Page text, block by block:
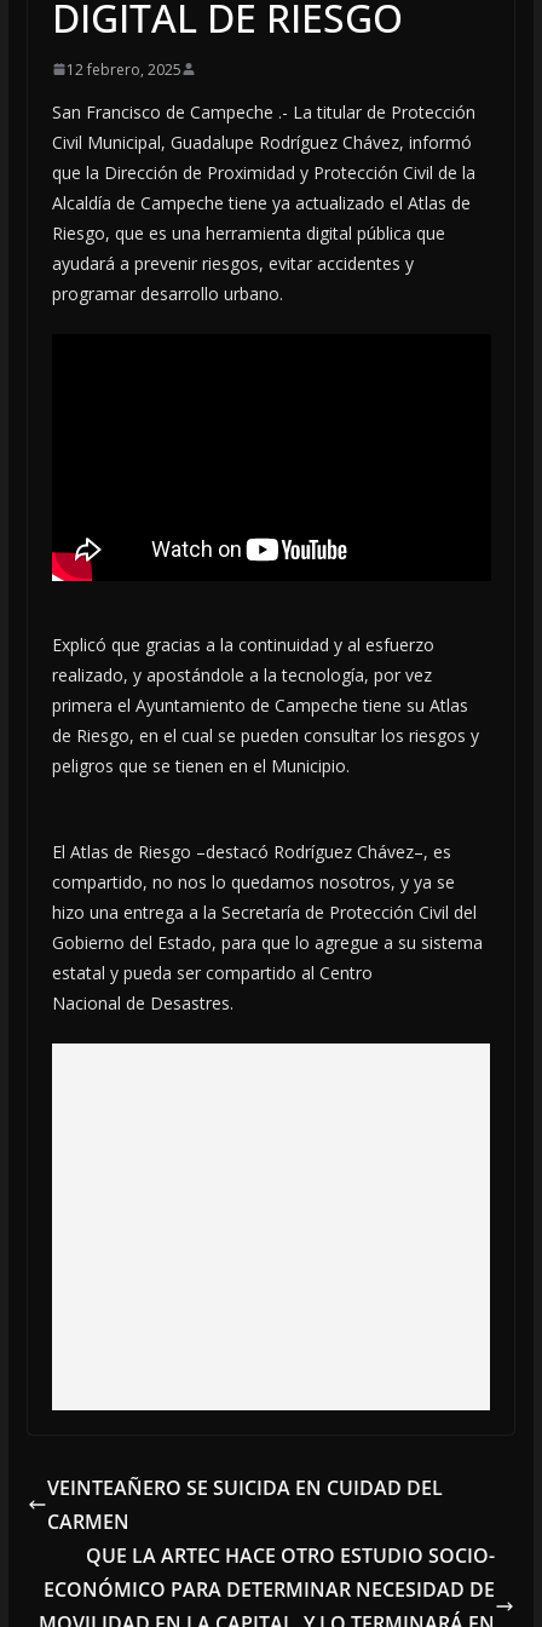
DIGITAL DE RIESGO
12 febrero, 2025
San Francisco de Campeche .- La titular de Protección
Civil Municipal, Guadalupe Rodríguez Chávez, informó
que la Dirección de Proximidad y Protección Civil de la
Alcaldía de Campeche tiene ya actualizado el Atlas de
Riesgo, que es una herramienta digital pública que
ayudará a prevenir riesgos, evitar accidentes y
programar desarrollo urbano.
Explicó que gracias a la continuidad y al esfuerzo
realizado, y apostándole a la tecnología, por vez
primera el Ayuntamiento de Campeche tiene su Atlas
de Riesgo, en el cual se pueden consultar los riesgos y
peligros que se tienen en el Municipio.
El Atlas de Riesgo –destacó Rodríguez Chávez–, es
compartido, no nos lo quedamos nosotros, y ya se
hizo una entrega a la Secretaría de Protección Civil del
Gobierno del Estado, para que lo agregue a su sistema
estatal y pueda ser compartido al Centro
Nacional de Desastres.
VEINTEAÑERO SE SUICIDA EN CUIDAD DEL
CARMEN
QUE LA ARTEC HACE OTRO ESTUDIO SOCIO-
ECONÓMICO PARA DETERMINAR NECESIDAD DE